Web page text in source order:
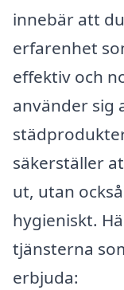
innebär att
erfarenhet
effektiv och
använder sig
säkerställer
ut, utan
hygieniskt.
tjänsterna
erbjuda: